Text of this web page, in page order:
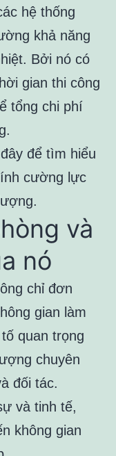
hệ thống
khả năng
Bởi nó có
gian thi công
tổng chi phí
để tìm hiểu
cường lực
và
nó
chỉ đơn
gian làm
quan trọng
chuyên
đối tác.
và tinh tế,
không gian